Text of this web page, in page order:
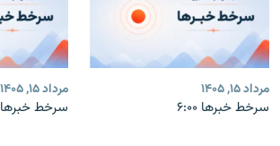
مرداد ۱۵, ۱۴۰۵
سرخط خبرها ۶:۰۰
مرداد ۱۵, ۱۴۰۵
سرخط خبرها ۵:۰۰